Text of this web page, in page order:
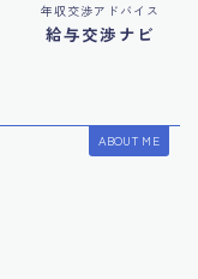
年収交渉アドバイス
給与交渉ナビ
ABOUT ME